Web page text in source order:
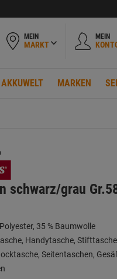
MEIN
MARKT
MEIN
AKKUWELT MARKEN
schwarz/grau
35 % Baumwolle
Handytasche,
Seitentaschen,